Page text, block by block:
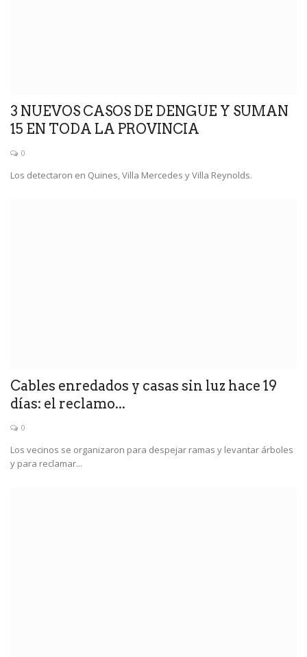
3 NUEVOS CASOS DE DENGUE Y SUMAN
15 EN TODA LA PROVINCIA
0
Los detectaron en Quines, Villa Mercedes y Villa Reynolds.
Cables enredados y casas sin luz hace 19
días: el reclamo...
0
Los vecinos se organizaron para despejar ramas y levantar árboles
y para reclamar...